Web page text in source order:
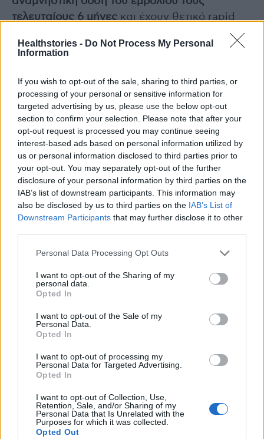
Healthstories - Do Not Process My Personal
Information
If you wish to opt-out of the sale, sharing to third parties, or
processing of your personal or sensitive information for
targeted advertising by us, please use the below opt-out
section to confirm your selection. Please note that after your
opt-out request is processed you may continue seeing
interest-based ads based on personal information utilized by
us or personal information disclosed to third parties prior to
your opt-out. You may separately opt-out of the further
disclosure of your personal information by third parties on the
IAB’s list of downstream participants. This information may
also be disclosed by us to third parties on the IAB’s List of
Downstream Participants that may further disclose it to other
Personal Data Processing Opt Outs
I want to opt-out of the Sharing of my
personal data.
Opted In
I want to opt-out of the Sale of my
Personal Data.
Opted In
I want to opt-out of processing my
Personal Data for Targeted Advertising.
Opted In
I want to opt-out of Collection, Use,
Retention, Sale, and/or Sharing of my
Personal Data that Is Unrelated with the
Purposes for which it was collected.
Opted Out
τελευταίους 6 μήνες και έχουν θετικό rapid
τεστ, θα πρέπει να παραμείνουν σε καραντίνα
εν αναμονή των αποτελεσμάτων της εξέτασής
συστήνεται να γίνει οπωσδήποτε. Θα πρέπει
επίσης να παρακολουθούνται για εμφάνιση
συμπτωμάτων.
Άτομα που είναι θετικά σε οποιαδήποτε από
τις παραπάνω περιπτώσεις, πρέπει να
απομονώνονται, να ενημερώνουν τις
υγειονομικές υπηρεσίες και επίσης να
ενημερώνουν τις στενές επαφές τους για τη
λοίμωξή τους.
Τα rapid test ανιχνεύουν τη λοίμωξη
νωρίτερα
Τα άτομα που υποβάλλονται σε rapid τεστ
πρέπει να γνωρίζουν ότι τα αντιγονικά rapid
τεστ έχουν χαμηλότερη ευαισθησία από τα
νωρίτερα (5-7 ημέρες από την εμφάνιση
συμπτωμάτων), το διάστημα δηλαδή που η
μεταδοτικότητα λόγω του υψηλού ιικού
φορτίου είναι μεγαλύτερη.